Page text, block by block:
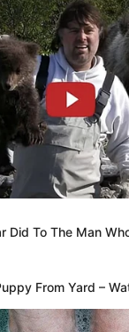
Κυριακής 28/
επεισόδιο
Did To The Man
From Yard –